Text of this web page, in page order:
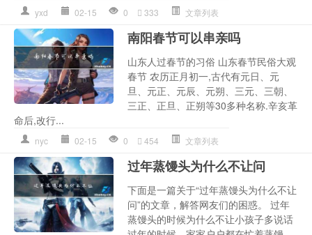
yxd 02-15 0 333 文章列表
南阳春节可以串亲吗
山东人过春节的习俗 山东春节民俗大观
春节 农历正月初一,古代有元日、元
旦、元正、元辰、元朔、三元、三朝、
三正、正旦、正朔等30多种名称.辛亥革
命后,改行...
nyc 02-15 0 454 文章列表
过年蒸馒头为什么不让问
下面是一篇关于“过年蒸馒头为什么不让
问”的文章，解答网友们的困惑。 过年
蒸馒头的时候为什么不让小孩子多说话